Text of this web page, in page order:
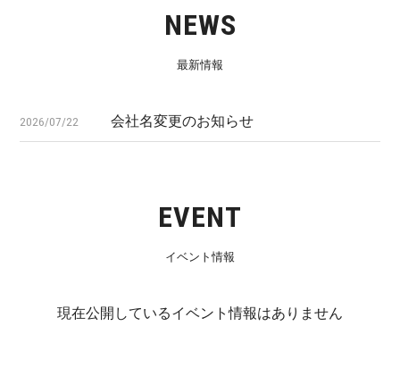
NEWS
最新情報
2026/07/22 会社名変更のお知らせ
EVENT
イベント情報
現在公開しているイベント情報はありません